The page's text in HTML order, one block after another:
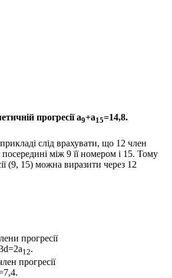
прогресіїа9+а15=14,8.
слід врахувати, що 12 член
посередині між 9 її номером і 15. Тому
(9, 15) можна виразити через 12
прогресії
12.
прогресії